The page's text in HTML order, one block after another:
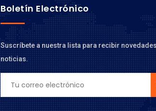
Boletín Electrónico
Suscríbete a nuestra lista para recibir
noticias.